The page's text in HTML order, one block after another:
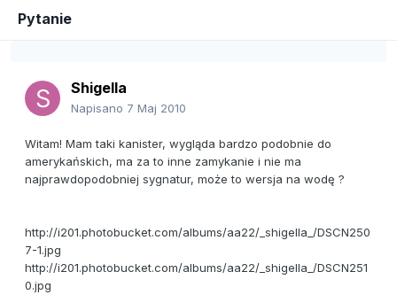
Pytanie
Shigella
Napisano 7 Maj 2010
Witam! Mam taki kanister, wygląda bardzo podobnie do
amerykańskich, ma za to inne zamykanie i nie ma
najprawdopodobniej sygnatur, może to wersja na wodę ?
http://i201.photobucket.com/albums/aa22/_shigella_/DSCN250
7-1.jpg
http://i201.photobucket.com/albums/aa22/_shigella_/DSCN251
0.jpg